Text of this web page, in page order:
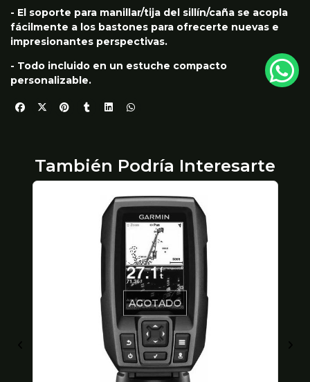
- El soporte para manillar/tija del sillín/caña se acopla
fácilmente a los bastones para ofrecerte nuevas e
impresionantes perspectivas.
- Todo incluido en un estuche compacto
personalizable.
También Podría Interesarte
AGOTADO